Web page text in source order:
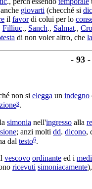
giovarti (checché si
il favordi colui per lo
Filliuc., Sanch., Salmat.,
di non voler altro, che
- 93 -
non si elegga un indegno
3.
simonia nell'ingresso alla
; anzi molti dd. dicono,
dal testo6.
vescovo ordinante ed i
ricevuti simoniacamente